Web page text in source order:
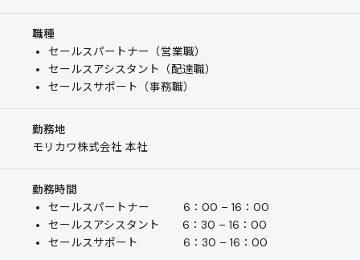
職種
セールスパートナー（営業職）
セールスアシスタント（配達職）
セールスサポート（事務職）
勤務地
モリカワ株式会社 本社
勤務時間
セールスパートナー 6：00 – 16：00
セールスアシスタント 6：30 – 16：00
セールスサポート 6：30 – 16：00